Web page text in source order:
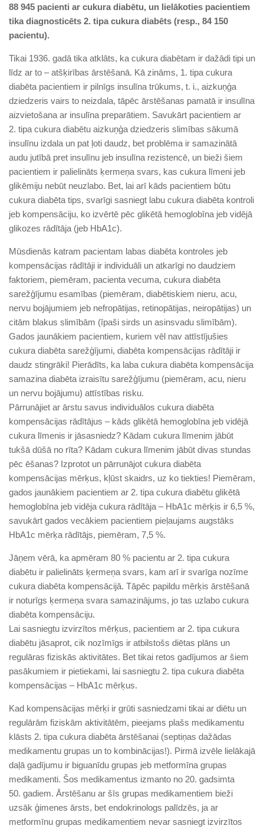
88 945 pacienti ar cukura diabētu, un lielākoties pacientiem
tika diagnosticēts 2. tipa cukura diabēts (resp., 84 150
pacientu).
Tikai 1936. gadā tika atklāts, ka cukura diabētam ir dažādi tipi un
līdz ar to – atšķirības ārstēšanā. Kā zināms, 1. tipa cukura
diabēta pacientiem ir pilnīgs insulīna trūkums, t. i., aizkuņģa
dziedzeris vairs to neizdala, tāpēc ārstēšanas pamatā ir insulīna
aizvietošana ar insulīna preparātiem. Savukārt pacientiem ar
2. tipa cukura diabētu aizkuņģa dziedzeris slimības sākumā
insulīnu izdala un pat ļoti daudz, bet problēma ir samazinātā
audu jutībā pret insulīnu jeb insulīna rezistencē, un bieži šiem
pacientiem ir palielināts ķermeņa svars, kas cukura līmeni jeb
glikēmiju nebūt neuzlabo. Bet, lai arī kāds pacientiem būtu
cukura diabēta tips, svarīgi sa­sniegt labu cukura diabēta kontroli
jeb kompensāciju, ko izvērtē pēc glikētā hemoglobīna jeb vidējā
glikozes rādītāja (jeb HbA1c).
Mūsdienās katram pacientam labas diabēta kontroles jeb
kompensācijas rādītāji ir individuāli un atkarīgi no daudziem
faktoriem, piemēram, pacienta vecuma, cukura diabēta
sarežģījumu esamības (piemēram, diabētiskiem nieru, acu,
nervu bojājumiem jeb nefropātijas, retinopātijas, neiropātijas) un
citām blakus slimībām (īpaši sirds un asinsvadu slimībām).
Gados jaunākiem pacientiem, kuriem vēl nav attīstījušies
cukura diabēta sarežģījumi, diabēta kompensācijas rādītāji ir
daudz stingrāki! Pierādīts, ka laba cukura diabēta kompensācija
samazina diabēta izraisītu sarežģījumu (piemēram, acu, nieru
un nervu bojājumu) attīstības risku.
Pārrunājiet ar ārstu savus individuālos cukura diabēta
kompensācijas rādītājus – kāds glikētā hemoglobīna jeb vidējā
cukura līmenis ir jāsasniedz? Kādam cukura līmenim jābūt
tukšā dūšā no rīta? Kādam cukura līmenim jābūt divas stundas
pēc ēšanas? Izprotot un pārrunājot cukura diabēta
kompensācijas mērķus, kļūst skaidrs, uz ko tiekties! Piemēram,
gados jaunākiem pacientiem ar 2. tipa cukura diabētu glikētā
hemoglobīna jeb vidēja cukura rādītāja – HbA1c mērķis ir 6,5 %,
savukārt gados vecākiem pacientiem pieļaujams augstāks
HbA1c mērķa rādītājs, piemēram, 7,5 %.
Jāņem vērā, ka apmēram 80 % pacientu ar 2. tipa cukura
diabētu ir palielināts ķermeņa svars, kam arī ir svarīga nozīme
cukura diabēta kompensācijā. Tāpēc papildu mērķis ārstēšanā
ir noturīgs ķermeņa svara samazinājums, jo tas uzlabo cukura
diabēta kompensāciju.
Lai sasniegtu izvirzītos mērķus, pacientiem ar 2. tipa cukura
diabētu jāsaprot, cik nozīmīgs ir atbilstošs diētas plāns un
regulāras fiziskās aktivitātes. Bet tikai retos gadījumos ar šiem
pasākumiem ir pietiekami, lai sasniegtu 2. tipa cukura diabēta
kompensācijas – HbA1c mērķus.
Kad kompensācijas mērķi ir grūti sasniedzami tikai ar diētu un
regulārām fiziskām aktivitātēm, pieejams plašs medikamentu
klāsts 2. tipa cukura diabēta ārstēšanai (septiņas dažādas
medikamentu grupas un to kombinācijas!). Pirmā izvēle lielākajā
daļā gadījumu ir biguanīdu grupas jeb metformīna grupas
medikamenti. Šos medikamentus izmanto no 20. gadsimta
50. gadiem. Ārstēšanu ar šīs grupas medikamentiem bieži
uzsāk ģimenes ārsts, bet endokrinologs palīdzēs, ja ar
metformīnu grupas medikamentiem nevar sa­sniegt izvirzītos